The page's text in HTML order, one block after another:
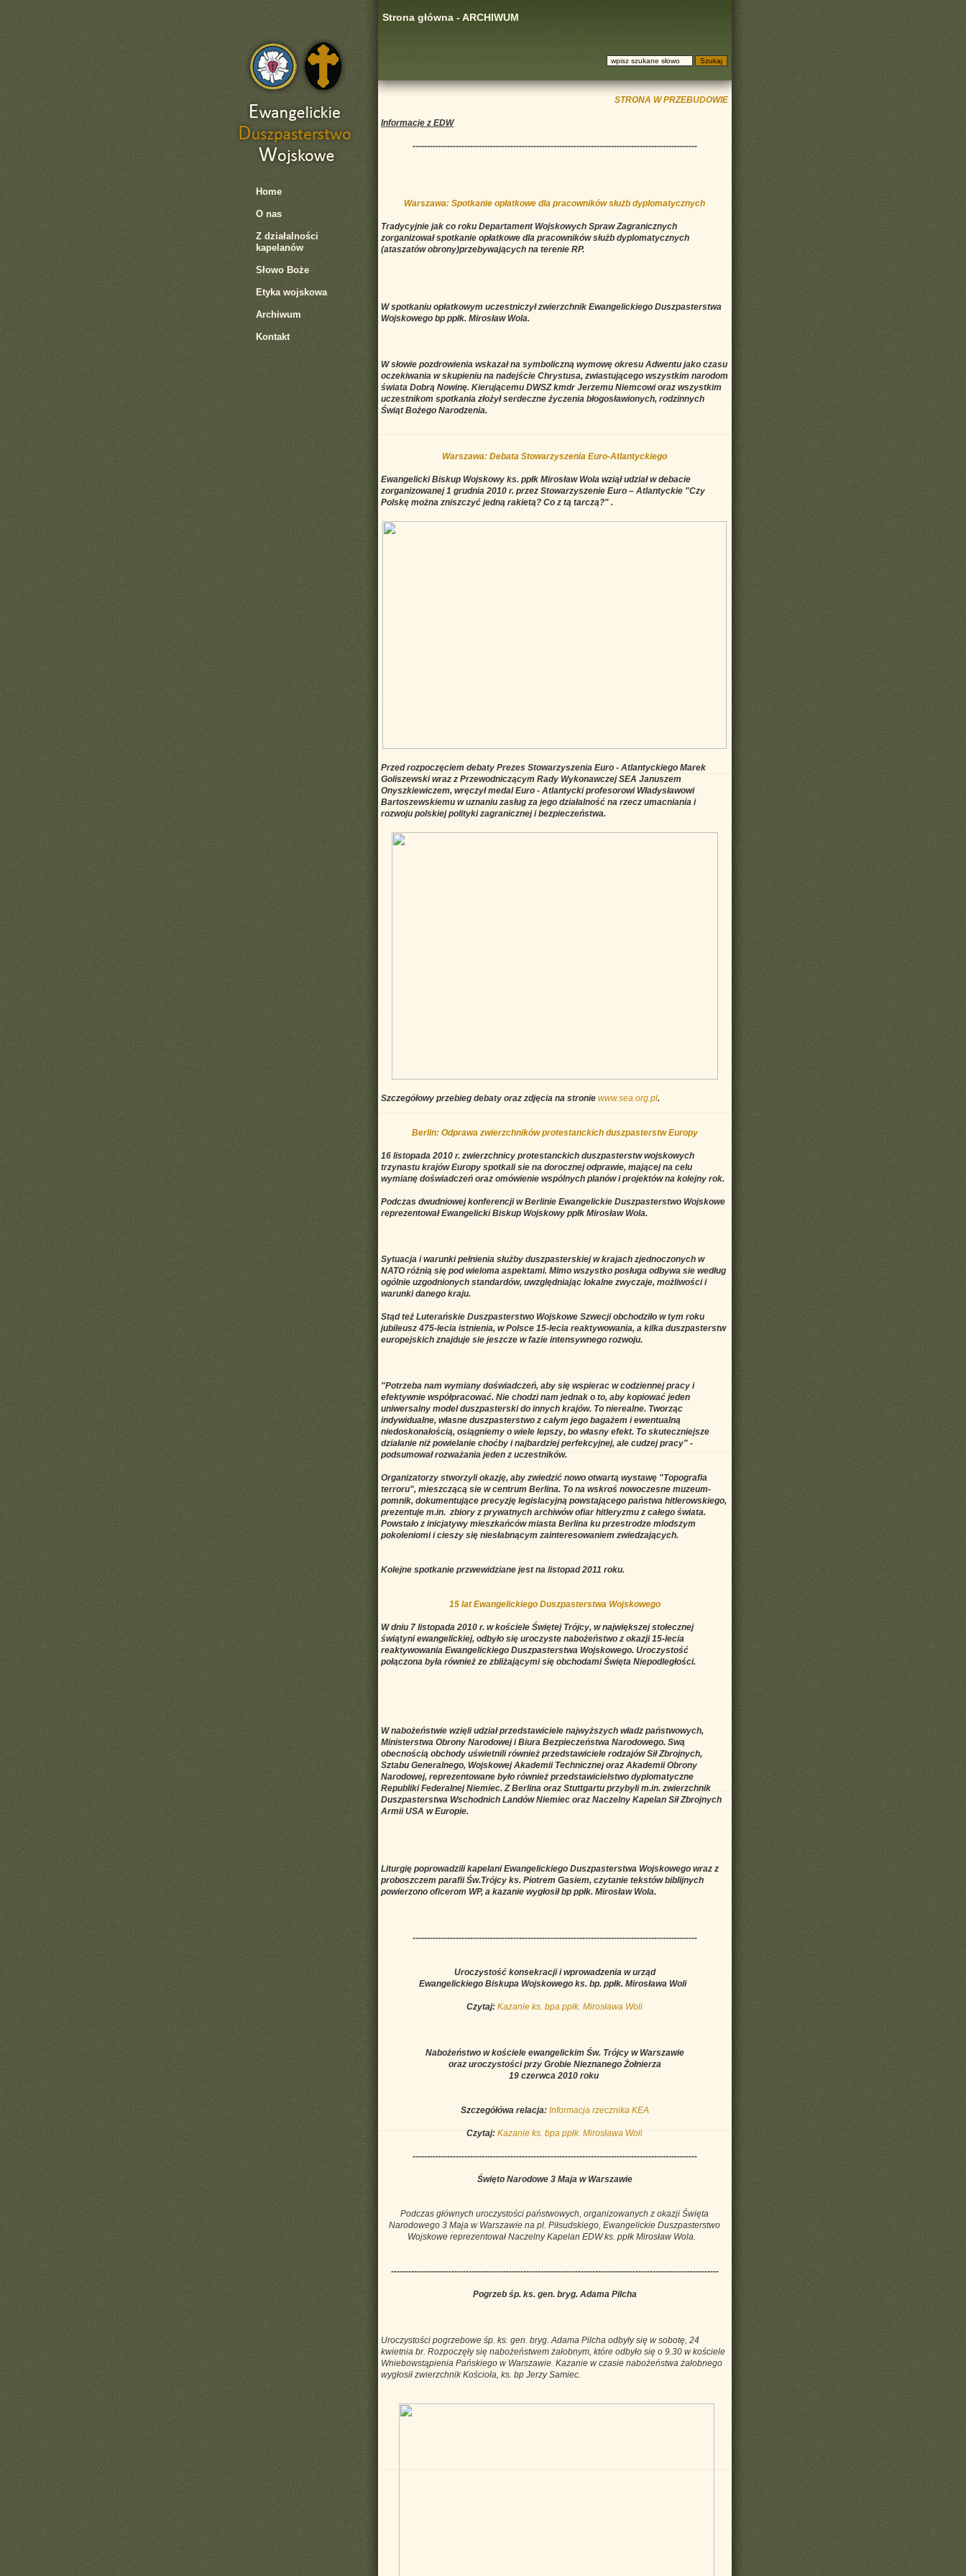
Home
O nas
Z działalności
kapelanów
Słowo Boże
Etyka wojskowa
Archiwum
Kontakt
Strona główna - ARCHIWUM
STRONA W PRZEBUDOWIE
Informacje z EDW
---------------------------------------------------------------------------------------------------
Warszawa: Spotkanie opłatkowe dla pracowników służb dyplomatycznych
Tradycyjnie jak co roku Departament Wojskowych Spraw Zagranicznych
zorganizował spotkanie opłatkowe dla pracowników służb dyplomatycznych
(ataszatów obrony)przebywających na terenie RP.
W spotkaniu opłatkowym uczestniczył zwierzchnik Ewangelickiego Duszpasterstwa
Wojskowego bp ppłk. Mirosław Wola.
W słowie pozdrowienia wskazał na symboliczną wymowę okresu Adwentu jako czasu
oczekiwania w skupieniu na nadejście Chrystusa, zwiastującego wszystkim narodom
świata Dobrą Nowinę. Kierującemu DWSZ kmdr Jerzemu Niemcowi oraz wszystkim
uczestnikom spotkania złożył serdeczne życzenia błogosławionych, rodzinnych
Świąt Bożego Narodzenia.
Warszawa: Debata Stowarzyszenia Euro-Atlantyckiego
Ewangelicki Biskup Wojskowy ks. ppłk Mirosław Wola wziął udział w debacie
zorganizowanej 1 grudnia 2010 r. przez Stowarzyszenie Euro – Atlantyckie "Czy
Polskę można zniszczyć jedną rakietą? Co z tą tarczą?" .
Przed rozpoczęciem debaty Prezes Stowarzyszenia Euro - Atlantyckiego Marek
Goliszewski wraz z Przewodniczącym Rady Wykonawczej SEA Januszem
Onyszkiewiczem, wręczył medal Euro - Atlantycki profesorowi Władysławowi
Bartoszewskiemu w uznaniu zasług za jego działalność na rzecz umacniania i
rozwoju polskiej polityki zagranicznej i bezpieczeństwa.
Szczegółowy przebieg debaty oraz zdjęcia na stronie www.sea.org.pl.
Berlin: Odprawa zwierzchników protestanckich duszpasterstw Europy
16 listopada 2010 r. zwierzchnicy protestanckich duszpasterstw wojskowych
trzynastu krajów Europy spotkali sie na dorocznej odprawie, mającej na celu
wymianę doświadczeń oraz omówienie wspólnych planów i projektów na kolejny rok.
Podczas dwudniowej konferencji w Berlinie Ewangelickie Duszpasterstwo Wojskowe
reprezentował Ewangelicki Biskup Wojskowy ppłk Mirosław Wola.
Sytuacja i warunki pełnienia służby duszpasterskiej w krajach zjednoczonych w
NATO różnią się pod wieloma aspektami. Mimo wszystko posługa odbywa sie według
ogólnie uzgodnionych standardów, uwzględniając lokalne zwyczaje, możliwości i
warunki danego kraju.
Stąd też Luterańskie Duszpasterstwo Wojskowe Szwecji obchodziło w tym roku
jubileusz 475-lecia istnienia, w Polsce 15-lecia reaktywowania, a kilka duszpasterstw
europejskich znajduje sie jeszcze w fazie intensywnego rozwoju.
"Potrzeba nam wymiany doświadczeń, aby się wspierac w codziennej pracy i
efektywnie współpracować. Nie chodzi nam jednak o to, aby kopiować jeden
uniwersalny model duszpasterski do innych krajów. To nierealne. Tworząc
indywidualne, własne duszpasterstwo z całym jego bagażem i ewentualną
niedoskonałością, osiągniemy o wiele lepszy, bo własny efekt. To skuteczniejsze
działanie niż powielanie choćby i najbardziej perfekcyjnej, ale cudzej pracy" -
podsumował rozważania jeden z uczestników.
Organizatorzy stworzyli okazję, aby zwiedzić nowo otwartą wystawę "Topografia
terroru", mieszczącą sie w centrum Berlina. To na wskroś nowoczesne muzeum-
pomnik, dokumentujące precyzję legislacyjną powstającego państwa hitlerowskiego,
prezentuje m.in. zbiory z prywatnych archiwów ofiar hitleryzmu z całego świata.
Powstało z inicjatywy mieszkańców miasta Berlina ku przestrodze mlodszym
pokoleniomi i cieszy się niesłabnącym zainteresowaniem zwiedzających.
Kolejne spotkanie przwewidziane jest na listopad 2011 roku.
15 lat Ewangelickiego Duszpasterstwa Wojskowego
W dniu 7 listopada 2010 r. w kościele Świętej Trójcy, w największej stołecznej
świątyni ewangelickiej, odbyło się uroczyste nabożeństwo z okazji 15-lecia
reaktywowania Ewangelickiego Duszpasterstwa Wojskowego. Uroczystość
połączona była również ze zbliżającymi się obchodami Święta Niepodległości.
W nabożeństwie wzięli udział przedstawiciele najwyższych władz państwowych,
Ministerstwa Obrony Narodowej i Biura Bezpieczeństwa Narodowego. Swą
obecnością obchody uświetnili również przedstawiciele rodzajów Sił Zbrojnych,
Sztabu Generalnego, Wojskowej Akademii Technicznej oraz Akademii Obrony
Narodowej, reprezentowane było również przedstawicielstwo dyplomatyczne
Republiki Federalnej Niemiec. Z Berlina oraz Stuttgartu przybyli m.in. zwierzchnik
Duszpasterstwa Wschodnich Landów Niemiec oraz Naczelny Kapelan Sił Zbrojnych
Armii USA w Europie.
Liturgię poprowadzili kapelani Ewangelickiego Duszpasterstwa Wojskowego wraz z
proboszczem parafii Św.Trójcy ks. Piotrem Gasiem, czytanie tekstów biblijnych
powierzono oficerom WP, a kazanie wygłosił bp ppłk. Mirosław Wola.
---------------------------------------------------------------------------------------------------
Uroczystość konsekracji i wprowadzenia w urząd
Ewangelickiego Biskupa Wojskowego ks. bp. ppłk. Mirosława Woli
Czytaj: Kazanie ks. bpa ppłk. Mirosława Woli
Nabożeństwo w kościele ewangelickim Św. Trójcy w Warszawie
oraz uroczystości przy Grobie Nieznanego Żołnierza
19 czerwca 2010 roku
Szczegółówa relacja: Informacja rzecznika KEA
Czytaj: Kazanie ks. bpa ppłk. Mirosława Woli
---------------------------------------------------------------------------------------------------
Święto Narodowe 3 Maja w Warszawie
Podczas głównych uroczystości państwowych, organizowanych z okazji Święta
Narodowego 3 Maja w Warszawie na pl. Piłsudskiego, Ewangelickie Duszpasterstwo
Wojskowe reprezentował Naczelny Kapelan EDW ks. ppłk Mirosław Wola.
------------------------------------------------------------------------------------------------------------------
Pogrzeb śp. ks. gen. bryg. Adama Pilcha
Uroczystości pogrzebowe śp. ks. gen. bryg. Adama Pilcha odbyły się w sobotę, 24
kwietnia br. Rozpoczęły się nabożeństwem żałobnym, które odbyło się o 9.30 w kościele
Wniebowstąpienia Pańskiego w Warszawie. Kazanie w czasie nabożeństwa żałobnego
wygłosił zwierzchnik Kościoła, ks. bp Jerzy Samiec.